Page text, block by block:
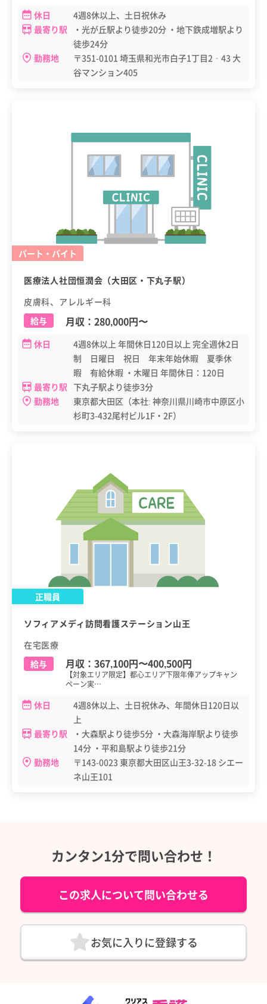
休日
4週8休以上、土日祝休み
最寄り駅
・光が丘駅より徒歩20分 ・地下鉄成増駅より
徒歩24分
勤務地
〒351-0101 埼玉県和光市白子1丁目2‐43 大
谷マンション405
パート・バイト
医療法人社団恒潤会（大田区・下丸子駅）
皮膚科、アレルギー科
給与
月収： 280,000円〜
休日
4週8休以上 年間休日120日以上 完全週休2日
制 日曜日 祝日 年末年始休暇 夏季休
暇 有給休暇 ・木曜日 年間休日：120日
最寄り駅 下丸子駅より徒歩3分
勤務地
東京都大田区（本社: 神奈川県川崎市中原区小
杉町3-432尾村ビル1F・2F）
正職員
ソフィアメディ訪問看護ステーション山王
在宅医療
給与
月収： 367,100円〜400,500円
【対象エリア限定】都心エリア下限年俸アップキャン
ペーン実…
休日
4週8休以上、土日祝休み、年間休日120日以
上
最寄り駅
・大森駅より徒歩5分 ・大森海岸駅より徒歩
14分 ・平和島駅より徒歩21分
勤務地
〒143-0023 東京都大田区山王3-32-18 シエー
ネ山王101
カンタン1分で問い合わせ！
この求人について問い合わせる
お気に入りに登録する